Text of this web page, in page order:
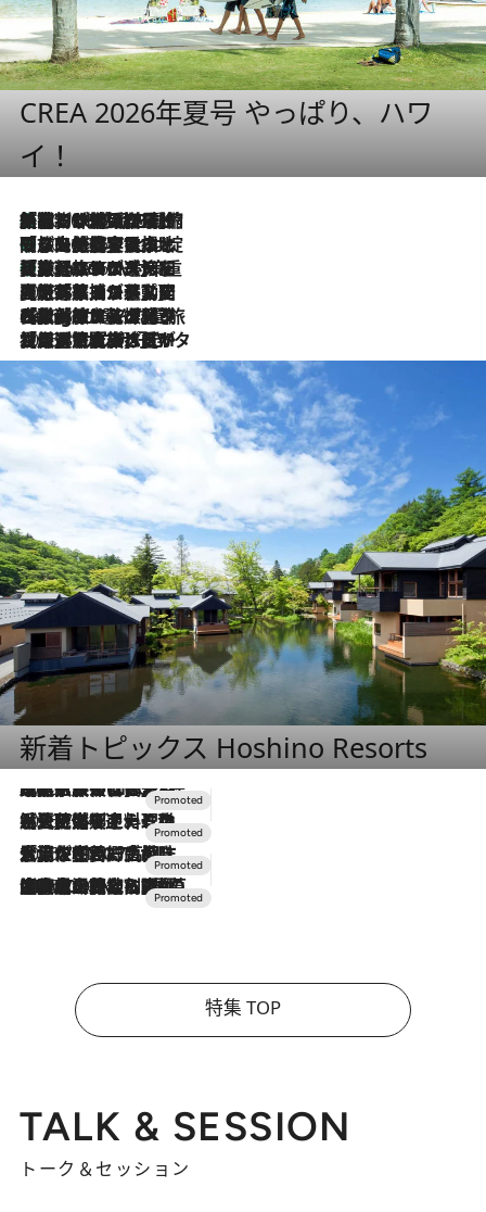
CREA 2026年夏号 やっぱり、ハワ
イ！
2026.8.6
「荷物が増えるほど旅ストレスは増す」美容ジャーナリストがたどり着いた最終結論。“化粧品を劇的に減らす”感動の凝縮美容とは
2026.8.6
「旅先には金髪ウィッグを持参」日本と同じメイクでは損してる!? 美容ジャーナリストが提案する“掟破りの旅美容”とは
2026.8.6
【厳選旅コスメ】「身軽さ＆UV対策重視！」ヘアアーティストshucoが選んだ夏旅ベストコスメを発表【Mサイズジップ】
2026.8.5
【厳選旅コスメ】国内をあちこち移動する河井菜摘が選んだ夏旅ベストコスメ発表！「リラックスアイテムはマスト」【Mサイズジップ】
2026.8.4
【厳選旅コスメ】「紫外線＆乾燥対策しながらメイク感も！」ヘア＆メイクGeorgeが選んだ夏旅ベストコスメを発表！【Mサイズジップ】
2026.8.3
【厳選旅コスメ】「保湿もタイパ重視！」“サウナ好き”タレント清水みさとが愛用する夏旅ベストコスメを発表！【Mサイズジップ】
新着トピックス Hoshino Resorts
2026.7.31
【ホテル帰省】という選択肢をOMOが提案。家族とほどよい距離を保つには「昼は実家、夜は気兼ねなくホテルで！」
2026.7.24
【夏限定ディナーコース】旬を迎える稚鮎や花ズッキーニなどをイタリア・トスカーナの郷土料理の手法で満喫！
2026.7.17
「土佐和ハーブかき氷」がOMO7高知に登場！生姜、山椒、大葉など目にも舌にも涼を呼ぶ郷土の味
2026.7.10
NEW OPEN！【界 草津】名湯の地に誕生。趣の異なる2種の温泉と上州ならではの会席・蕎麦割烹など美食を味わう究極の癒やし旅
特集 TOP
TALK & SESSION
トーク＆セッション